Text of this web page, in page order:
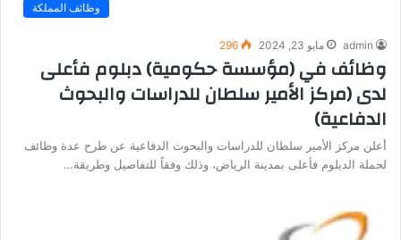
وظائف المملكة
admin مايو 23, 2024 296
وظائف في (مؤسسة حكومية) دبلوم فأعلى
لدى (مركز الأمير سلطان للدراسات والبحوث
الدفاعية)
أعلن مركز الأمير سلطان للدراسات والبحوث الدفاعية عن طرح عدة وظائف
لحملة الدبلوم فأعلى بمدينة الرياض، وذلك وفقاً للتفاصيل وطريقة…